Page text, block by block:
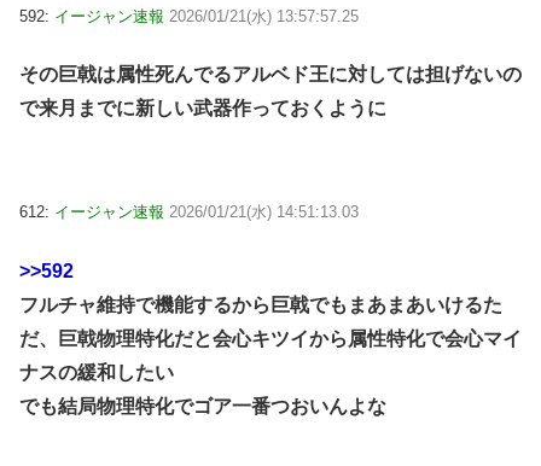
592: イージャン速報 2026/01/21(水) 13:57:57.25
その巨戟は属性死んでるアルベド王に対しては担げないの
で来月までに新しい武器作っておくように
612: イージャン速報 2026/01/21(水) 14:51:13.03
>>592
フルチャ維持で機能するから巨戟でもまあまあいけるた
だ、巨戟物理特化だと会心キツイから属性特化で会心マイ
ナスの緩和したい
でも結局物理特化でゴア一番つおいんよな